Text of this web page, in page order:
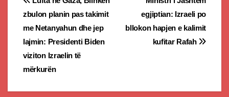
navigation
egjiptian: Izraeli po
bllokon hapjen e kalimit
kufitar Rafah
zbulon planin pas takimit
me Netanyahun dhe jep
lajmin: Presidenti Biden
viziton Izraelin të
mërkurën